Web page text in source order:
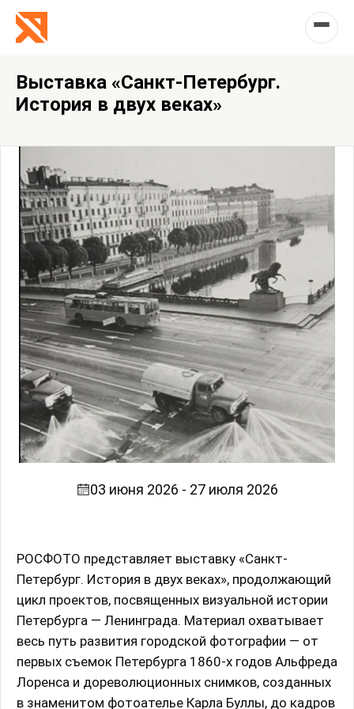
Выставка «Санкт-Петербург.
История в двух веках»
03 июня 2026 - 27 июля 2026
РОСФОТО представляет выставку «Санкт-
Петербург. История в двух веках», продолжающий
цикл проектов, посвященных визуальной истории
Петербурга — Ленинграда. Материал охватывает
весь путь развития городской фотографии — от
первых съемок Петербурга 1860-х годов Альфреда
Лоренса и дореволюционных снимков, созданных
в знаменитом фотоателье Карла Буллы, до кадров